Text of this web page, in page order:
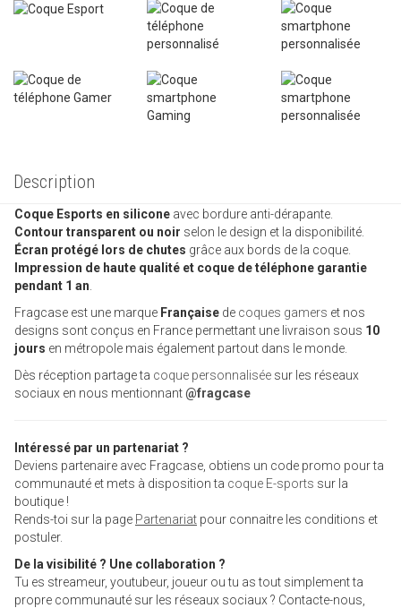
Description
Coque Esports en silicone avec bordure anti-dérapante.
Contour transparent ou noir selon le design et la disponibilité.
Écran protégé lors de chutes grâce aux bords de la coque.
Impression de haute qualité et coque de téléphone garantie
pendant 1 an
Fragcase est une marque Française de coques gamers et nos
designs sont conçus en France permettant une livraison sous 10
jours en métropole mais également partout dans le monde.
Dès réception partage ta coque personnalisée sur les réseaux
sociaux en nous mentionnant@fragcase
Intéressé par un partenariat ?
Deviens partenaire avec Fragcase, obtiens un code promo pour ta
communauté et mets à disposition ta coque E-sports sur la
boutique !
Rends-toi sur la page Partenariat pour connaitre les conditions et
postuler.
De la visibilité ? Une collaboration ?
Tu es streameur, youtubeur, joueur ou tu as tout simplement ta
propre communauté sur les réseaux sociaux ? Contacte-nous,